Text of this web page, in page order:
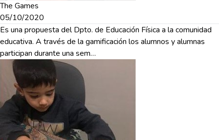
The Games
05/10/2020
Es una propuesta del Dpto. de Educación Física a la comunidad
educativa. A través de la gamificación los alumnos y alumnas
participan durante una sem…